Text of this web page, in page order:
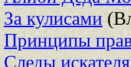
За кулисами
Принципы
Следы